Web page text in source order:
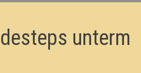
unterm